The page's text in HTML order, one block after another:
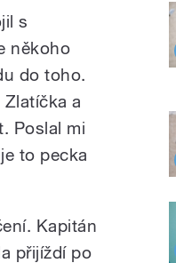
s
někoho
do toho.
a
Poslal mi
to pecka
Kapitán
přijíždí po